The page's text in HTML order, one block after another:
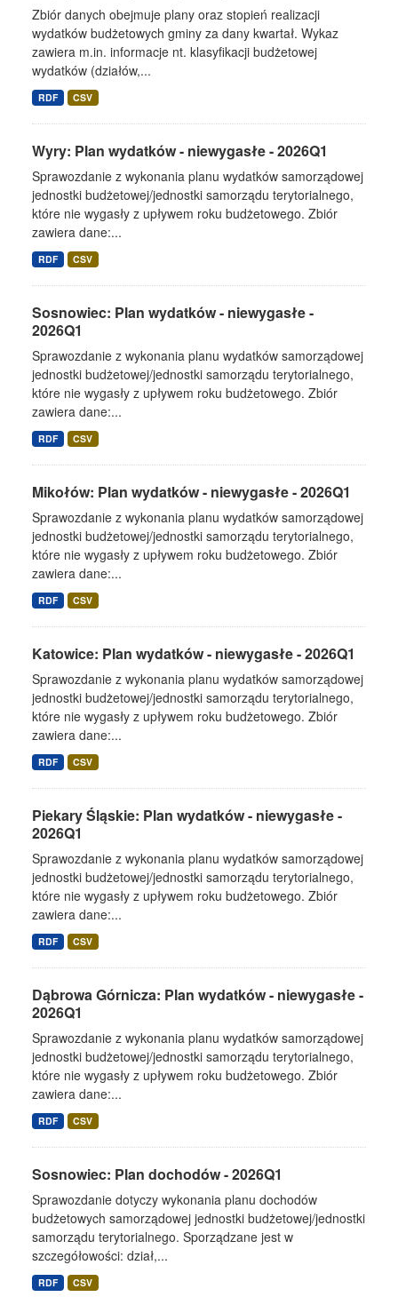
Zbiór danych obejmuje plany oraz stopień realizacji
wydatków budżetowych gminy za dany kwartał. Wykaz
zawiera m.in. informacje nt. klasyfikacji budżetowej
wydatków (działów,...
RDF CSV
Wyry: Plan wydatków - niewygasłe - 2026Q1
Sprawozdanie z wykonania planu wydatków samorządowej
jednostki budżetowej/jednostki samorządu terytorialnego,
które nie wygasły z upływem roku budżetowego. Zbiór
zawiera dane:...
RDF CSV
Sosnowiec: Plan wydatków - niewygasłe -
2026Q1
Sprawozdanie z wykonania planu wydatków samorządowej
jednostki budżetowej/jednostki samorządu terytorialnego,
które nie wygasły z upływem roku budżetowego. Zbiór
zawiera dane:...
RDF CSV
Mikołów: Plan wydatków - niewygasłe - 2026Q1
Sprawozdanie z wykonania planu wydatków samorządowej
jednostki budżetowej/jednostki samorządu terytorialnego,
które nie wygasły z upływem roku budżetowego. Zbiór
zawiera dane:...
RDF CSV
Katowice: Plan wydatków - niewygasłe - 2026Q1
Sprawozdanie z wykonania planu wydatków samorządowej
jednostki budżetowej/jednostki samorządu terytorialnego,
które nie wygasły z upływem roku budżetowego. Zbiór
zawiera dane:...
RDF CSV
Piekary Śląskie: Plan wydatków - niewygasłe -
2026Q1
Sprawozdanie z wykonania planu wydatków samorządowej
jednostki budżetowej/jednostki samorządu terytorialnego,
które nie wygasły z upływem roku budżetowego. Zbiór
zawiera dane:...
RDF CSV
Dąbrowa Górnicza: Plan wydatków - niewygasłe -
2026Q1
Sprawozdanie z wykonania planu wydatków samorządowej
jednostki budżetowej/jednostki samorządu terytorialnego,
które nie wygasły z upływem roku budżetowego. Zbiór
zawiera dane:...
RDF CSV
Sosnowiec: Plan dochodów - 2026Q1
Sprawozdanie dotyczy wykonania planu dochodów
budżetowych samorządowej jednostki budżetowej/jednostki
samorządu terytorialnego. Sporządzane jest w
szczegółowości: dział,...
RDF CSV